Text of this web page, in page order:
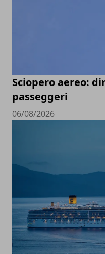
Sciopero aereo:
passeggeri
06/08/2026